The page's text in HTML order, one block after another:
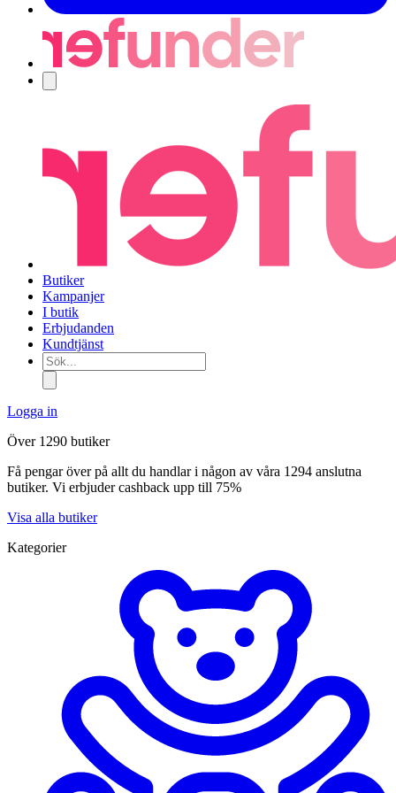
Butiker
Kampanjer
I butik
Erbjudanden
Kundtjänst
Sök...
Logga in
Över 1290 butiker
Få pengar över på allt du handlar i någon av våra 1294 anslutna
butiker. Vi erbjuder cashback upp till 75%
Visa alla butiker
Kategorier